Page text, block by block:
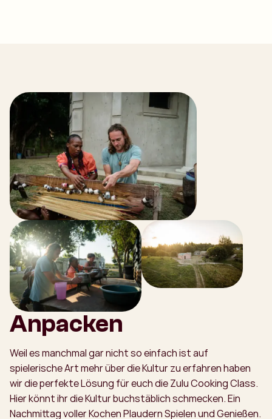
Anpacken
Weil es manchmal gar nicht so einfach ist auf
spielerische Art mehr über die Kultur zu erfahren haben
wir die perfekte Lösung für euch die Zulu Cooking Class.
Hier könnt ihr die Kultur buchstäblich schmecken. Ein
Nachmittag voller Kochen Plaudern Spielen und Genießen.